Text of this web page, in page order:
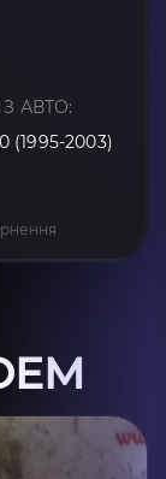
АВТО:
(1995-2003)